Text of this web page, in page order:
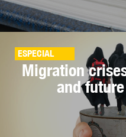
ESPECIAL
Migration
and future